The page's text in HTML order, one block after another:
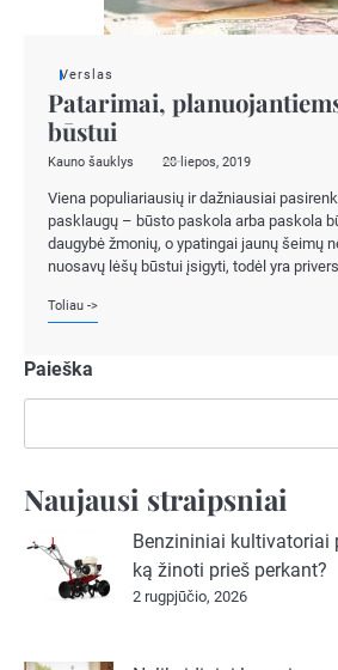
Verslas
Patarimai,
būstui
Kauno šauklys 28 liepos, 2019
Viena populiariausių ir dažniausiai
pasklaugų – būsto paskola arba paskola
daugybė žmonių, o ypatingai jaunų šeimų
nuosavų lėšų būstui įsigyti, todėl yra
Toliau ->
Paieška
Naujausi straipsniai
Benzininiai kultivatoriai
ką žinoti prieš perkant?
2 rugpjūčio, 2026